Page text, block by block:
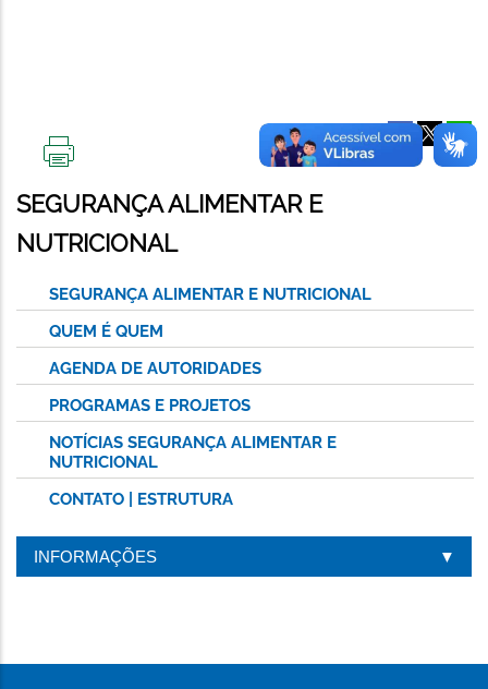
ESTA
PÁGINA
SEGURANÇA ALIMENTAR E
NUTRICIONAL
SEGURANÇA ALIMENTAR E NUTRICIONAL
QUEM É QUEM
AGENDA DE AUTORIDADES
PROGRAMAS E PROJETOS
NOTÍCIAS SEGURANÇA ALIMENTAR E
NUTRICIONAL
CONTATO | ESTRUTURA
INFORMAÇÕES